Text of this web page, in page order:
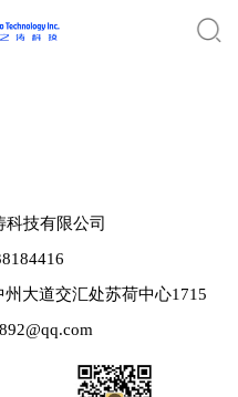
科技有限公司
大道交汇处苏荷中心1715